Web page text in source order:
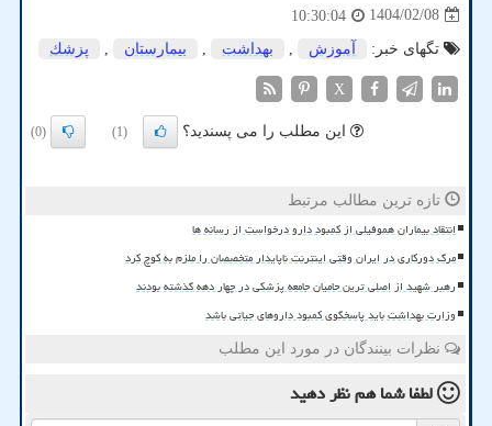
1404/02/08
10:30:04
تگهای خبر:
آموزش , بهداشت , بیمارستان , پزشك
X
این مطلب را می پسندید؟ (1)
(0)
تازه ترین مطالب مرتبط
انتقاد بیماران هموفیلی از کمبود دارو درخواست از رسانه ها
مرگ دورکاری در ایران وقتی اینترنت ناپایدار متخصصان را ملزم به کوچ کرد
رهبر شهید از اصلی ترین حامیان جامعه پزشکی در چهار دهه گذشته بودند
وزارت بهداشت باید پاسخگوی کمبود داروهای حیاتی باشد
نظرات بینندگان در مورد این مطلب
لطفا شما همنظر دهید